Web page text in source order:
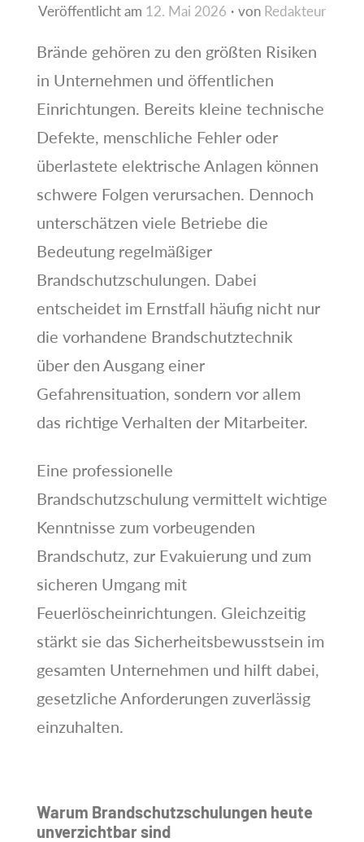
Veröffentlicht am 12. Mai 2026 von Redakteur
Brände gehören zu den größten Risiken
in Unternehmen und öffentlichen
Einrichtungen. Bereits kleine technische
Defekte, menschliche Fehler oder
überlastete elektrische Anlagen können
schwere Folgen verursachen. Dennoch
unterschätzen viele Betriebe die
Bedeutung regelmäßiger
Brandschutzschulungen. Dabei
entscheidet im Ernstfall häufig nicht nur
die vorhandene Brandschutztechnik
über den Ausgang einer
Gefahrensituation, sondern vor allem
das richtige Verhalten der Mitarbeiter.
Eine professionelle
Brandschutzschulung vermittelt wichtige
Kenntnisse zum vorbeugenden
Brandschutz, zur Evakuierung und zum
sicheren Umgang mit
Feuerlöscheinrichtungen. Gleichzeitig
stärkt sie das Sicherheitsbewusstsein im
gesamten Unternehmen und hilft dabei,
gesetzliche Anforderungen zuverlässig
einzuhalten.
Warum Brandschutzschulungen heute
unverzichtbar sind